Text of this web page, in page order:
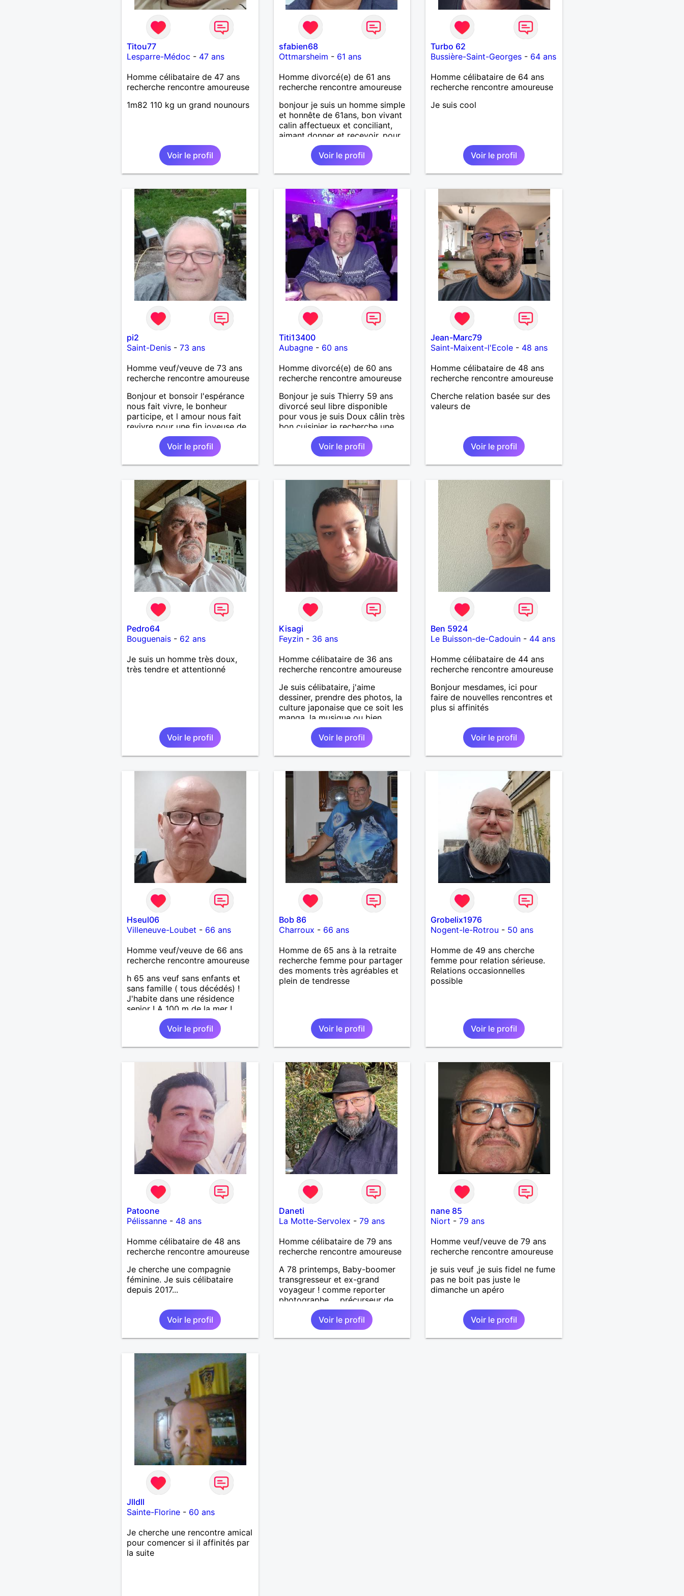
Titou77
Lesparre-Médoc - 47 ans
Homme célibataire de 47 ans
recherche rencontre amoureuse
1m82 110 kg un grand nounours
Voir le profil
sfabien68
Ottmarsheim - 61 ans
Homme divorcé(e) de 61 ans
recherche rencontre amoureuse
bonjour je suis un homme simple
et honnête de 61ans, bon vivant
calin affectueux et conciliant,
aimant donner et recevoir, pour
m'investir dans une relation
emplie de complicité et
tendresse avec une femme
simple ayant le désir d'une
dans la main pour un bonheur
partagé.
Voir le profil
Turbo 62
Bussière-Saint-Georges - 64 ans
Homme célibataire de 64 ans
recherche rencontre amoureuse
Je suis cool
Voir le profil
pi2
Saint-Denis- 73 ans
Homme veuf/veuve de 73 ans
recherche rencontre amoureuse
Bonjour et bonsoir l'espérance
nous fait vivre, le bonheur
participe, et l amour nous fait
revivre pour une fin joyeuse de
nos malheurs
Voir le profil
Titi13400
Aubagne- 60 ans
Homme divorcé(e) de 60 ans
recherche rencontre amoureuse
Bonjour je suis Thierry 59 ans
divorcé seul libre disponible
pour vous je suis Doux câlin très
bon cuisinier je recherche une
femme pour rencontre sérieuse
durable pour être a ses petits
soins travailleur bricoleur je sais
tout faire je suis a aubagne j
massages des caresses
chouchouter dorloter aimer
rendre une femme heureuse j
aimerait quelle sois plus agées
que moi etre a ses petit soin la
sortir allez restaurant cinemas
balade main dans la main au bor
de mer a la montagne pour
femme qui veux amour plaisir
tendresse je recois a coter de
marseille
Voir le profil
Jean-Marc79
Saint-Maixent-l'Ecole - 48 ans
Homme célibataire de 48 ans
recherche rencontre amoureuse
Cherche relation basée sur des
valeurs de
Voir le profil
Pedro64
Bouguenais- 62 ans
Je suis un homme très doux,
très tendre et attentionné
Voir le profil
Kisagi
Feyzin- 36 ans
Homme célibataire de 36 ans
recherche rencontre amoureuse
Je suis célibataire, j'aime
dessiner, prendre des photos, la
culture japonaise que ce soit les
manga, la musique ou bien
l'histoire du Japon, je suis de
nature timide et réservé, je suis
un garçon sensible et facile à
vivre.
Voir le profil
Ben 5924
Le Buisson-de-Cadouin - 44 ans
Homme célibataire de 44 ans
recherche rencontre amoureuse
Bonjour mesdames, ici pour
faire de nouvelles rencontres et
plus si affinités
Voir le profil
Hseul06
Villeneuve-Loubet - 66 ans
Homme veuf/veuve de 66 ans
recherche rencontre amoureuse
h 65 ans veuf sans enfants et
sans famille ( tous décédés) !
J'habite dans une résidence
senior ! A 100 m de la mer !
Voir le profil
Bob 86
Charroux - 66 ans
Homme de 65 ans à la retraite
recherche femme pour partager
des moments très agréables et
plein de tendresse
Voir le profil
Grobelix1976
Nogent-le-Rotrou - 50 ans
Homme de 49 ans cherche
femme pour relation sérieuse.
Relations occasionnelles
possible
Voir le profil
Patoone
Pélissanne- 48 ans
Homme célibataire de 48 ans
recherche rencontre amoureuse
Je cherche une compagnie
féminine. Je suis célibataire
depuis 2017...
Voir le profil
Daneti
La Motte-Servolex - 79 ans
Homme célibataire de 79 ans
recherche rencontre amoureuse
A 78 printemps, Baby-boomer
transgresseur et ex-grand
voyageur ! comme reporter
photographe ... précurseur de
nombreux concepts après 7 vies
professionnelles, aussi diverses
que passionnantes ! parsemées
de réussites, d'échecs (de quoi
Voir le profil
nane 85
Niort -79 ans
Homme veuf/veuve de 79 ans
recherche rencontre amoureuse
je suis veuf ,je suis fidel ne fume
pas ne boit pas juste le
dimanche un apéro
Voir le profil
Jlldll
Sainte-Florine- 60 ans
Je cherche une rencontre amical
pour comencer si il affinités par
la suite